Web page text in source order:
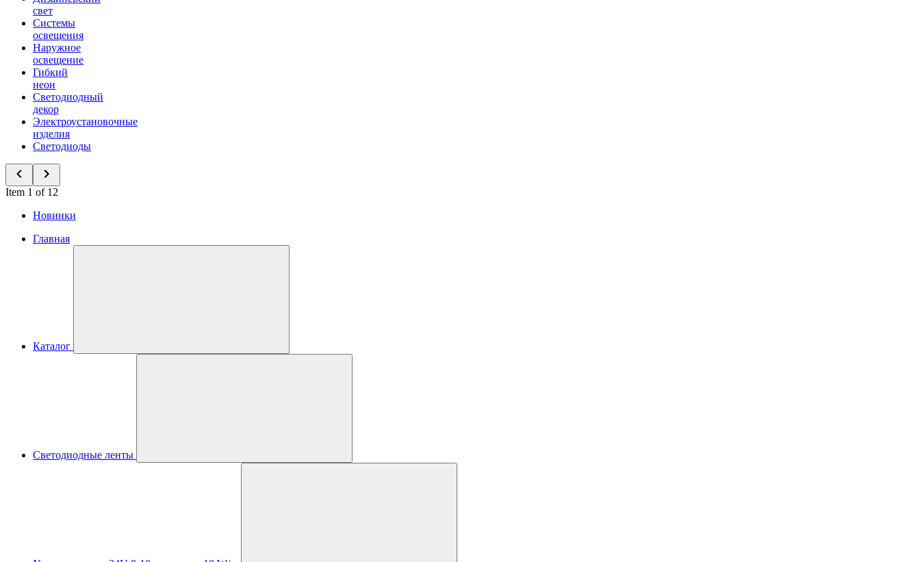
свет
Системы
освещения
Наружное
освещение
Гибкий
неон
Светодиодный
декор
Электроустановочные
изделия
Светодиоды
Item 1 of 12
Новинки
Главная
Каталог
Светодиодные ленты